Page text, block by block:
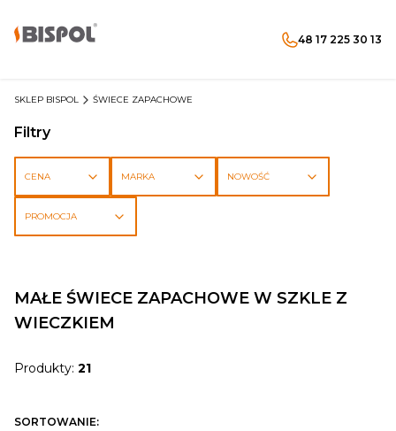
48 17 225 30 13
SKLEP BISPOL ŚWIECE ZAPACHOWE
Filtry
CENA MARKA NOWOŚĆ
PROMOCJA
MAŁE ŚWIECE ZAPACHOWE W SZKLE Z
WIECZKIEM
Produkty: 21
SORTOWANIE: